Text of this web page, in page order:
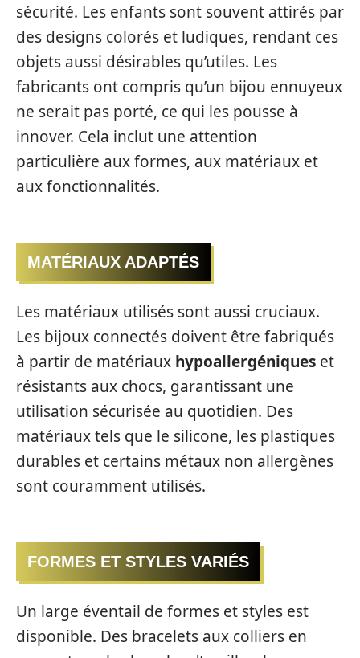
sécurité. Les enfants sont souvent attirés par
des designs colorés et ludiques, rendant ces
objets aussi désirables qu’utiles. Les
fabricants ont compris qu’un bijou ennuyeux
ne serait pas porté, ce qui les pousse à
innover. Cela inclut une attention
particulière aux formes, aux matériaux et
aux fonctionnalités.
MATÉRIAUX ADAPTÉS
Les matériaux utilisés sont aussi cruciaux.
Les bijoux connectés doivent être fabriqués
à partir de matériaux hypoallergéniques et
résistants aux chocs, garantissant une
utilisation sécurisée au quotidien. Des
matériaux tels que le silicone, les plastiques
durables et certains métaux non allergènes
sont couramment utilisés.
FORMES ET STYLES VARIÉS
Un large éventail de formes et styles est
disponible. Des bracelets aux colliers en